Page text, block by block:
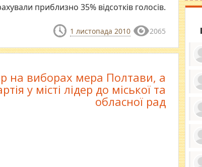
приблизно 35% відсотків голосів.
1 листопада 2010 2065
на виборах мера Полтави, а
у місті лідер до міської та
обласної рад